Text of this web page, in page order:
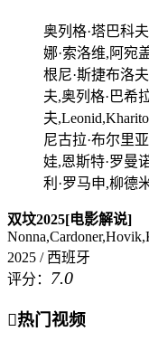
奥列格·塔巴科
娜·索洛维,阿宛
根尼·斯捷布洛
夫,奥列格·巴希
夫
尼古拉·布尔里
娃,恩斯特·罗曼
利·罗马申,柳德
双坟2025[电影解说]
2025 / 西班牙
评分：
7.0
热门视频